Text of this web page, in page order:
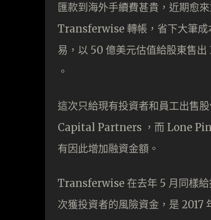
匯款到海外手續費甚貴，近期愈
Transferwise 轉帳，省下大筆成
易，以 50 億美元估值給股東售
。
這次只給現有投資者和員工出售
Capital Partners ，而 Lone
有因此增加融資金額。
Transferwise 在去年 5 月同樣給
次獲投資者的風險資金，是 2017